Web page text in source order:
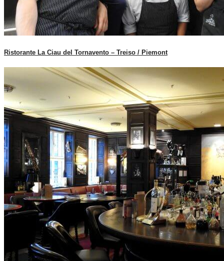
Ristorante La Ciau del Tornavento – Treiso / Piemont